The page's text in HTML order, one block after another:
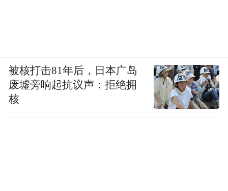
被核打击81年后，日本广岛
废墟旁响起抗议声：拒绝拥
核